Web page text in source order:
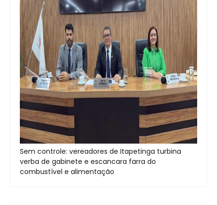
Sem controle: vereadores de Itapetinga turbina
verba de gabinete e escancara farra do
combustível e alimentação